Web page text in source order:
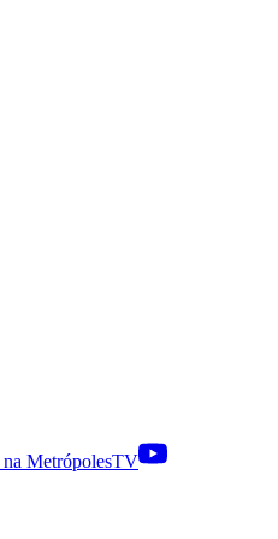
na MetrópolesTV